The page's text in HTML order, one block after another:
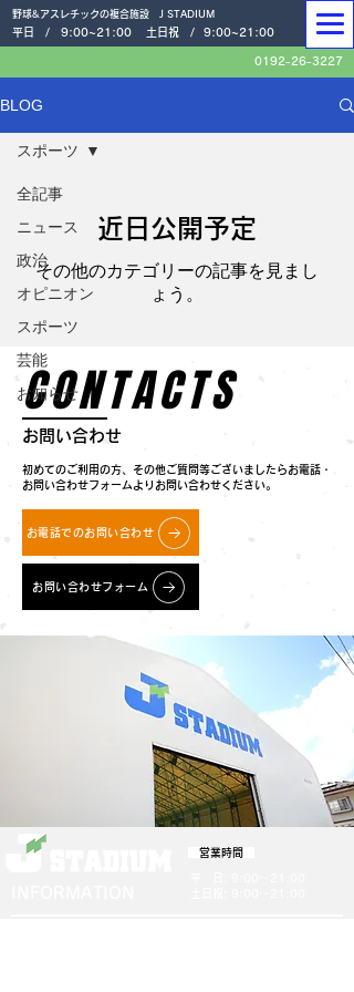
野球&アスレチックの複合施設 J STADIUM
平日 / 9:00~21:00 土日祝 / 9:00~21:00
0192-26-3227
BLOG
全記事
ニュース
政治
オピニオン
スポーツ
芸能
お知らせ
スポーツ
近日公開予定
その他のカテゴリーの記事を見まし
ょう。
CONTACTS
お問い合わせ
初めてのご利用の方、その他ご質問等ございましたらお電話・
お問い合わせフォームよりお問い合わせください。
お電話でのお問い合わせ
お問い合わせフォーム
営業時間